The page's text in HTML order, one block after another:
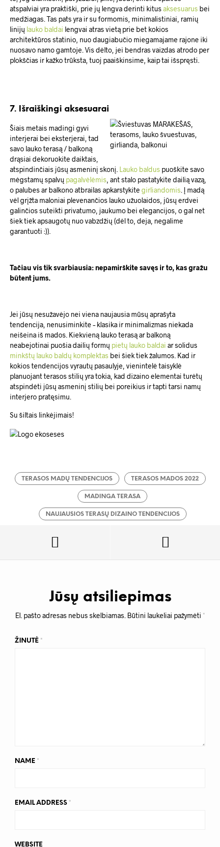
atspalviai yra praktiški, prie jų lengva derinti kitusaksesuarus bei
medžiagas. Tas pats yra ir su formomis, minimalistiniai, ramių
linijų lauko baldai lengvai atras vietą prie bet kokios
architektūros statinio, nuo daugiabučio miegamajame rajone iki
nuosavo namo gamtoje. Vis dėlto, jei bendras vaizdas atrodo per
plokščias ir kažko trūksta, tuoj paaiškinsime, kaip tai išspręsti.
7. Išraiškingi aksesuarai
Šiais metais madingi gyvi
interjerai bei eksterjerai, tad
savo lauko terasą / balkoną
drąsiai dekoruokite daiktais,
atspindinčiais jūsų asmeninį skonį. Lauko baldus puoškite savo
mėgstamų spalvų pagalvėlėmis, ant stalo pastatykite dailią vazą,
o palubes ar balkono atbrailas apkarstykite girliandomis. Į madą
vėl grįžta maloniai plevenančios lauko užuolaidos, jūsų erdvei
galinčios suteikti privatumo, jaukumo bei elegancijos, o gal net
šiek tiek apsaugotų nuo vabzdžių (dėl to, deja, negalime
garantuoti :)).
Tačiau vis tik svarbiausia: nepamirškite savęs ir to, kas gražu
būtent jums.
Jei jūsų nesužavėjo nei viena naujausia mūsų aprašyta
tendencija, nenusiminkite – klasika ir minimalizmas niekada
neišeina iš mados. Kiekvieną lauko terasą ar balkoną
neabejotinai puošia dailių formų pietų lauko baldai ar solidus
minkštų lauko baldų komplektas bei šiek tiek žalumos. Kad ir
kokios tendencijos vyrautų pasaulyje, vienintelė taisyklė
planuojant terasos stilių yra tokia, kad dizaino elementai turėtų
atspindėti jūsų asmeninį stilių bei poreikius ir tapti tarsi namų
interjero pratęsimu.
Su šiltais linkėjimais!
TERASOS MADŲ TENDENCIJOS TERASOS MADOS 2022
MADINGA TERASA
NAUJAUSIOS TERASŲ DIZAINO TENDENCIJOS
Jūsų atsiliepimas
El. pašto adresas nebus skelbiamas. Būtini laukeliai pažymėti *
ŽINUTĖ *
NAME *
EMAIL ADDRESS *
WEBSITE